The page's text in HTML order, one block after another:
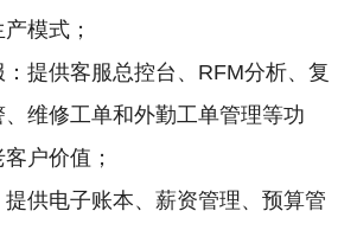
模式；
提供客服总控台、RFM分析、复
、维修工单和外勤工单管理等功
户价值；
提供电子账本、薪资管理、预算管